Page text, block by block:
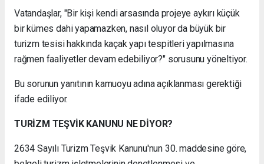
Vatandaşlar, "Bir kişi kendi arsasında projeye aykırı küçük
bir kümes dahi yapamazken, nasıl oluyor da büyük bir
turizm tesisi hakkında kaçak yapı tespitleri yapılmasına
rağmen faaliyetler devam edebiliyor?" sorusunu yöneltiyor.
Bu sorunun yanıtının kamuoyu adına açıklanması gerektiği
ifade ediliyor.
TURİZM TEŞVİK KANUNU NE DİYOR?
2634 Sayılı Turizm Teşvik Kanunu'nun 30. maddesine göre,